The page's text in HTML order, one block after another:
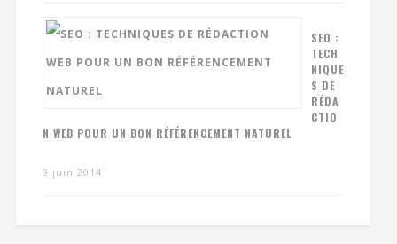
SEO :
TECH
NIQUE
S DE
RÉDA
CTIO
N WEB POUR UN BON RÉFÉRENCEMENT NATUREL
9 juin 2014